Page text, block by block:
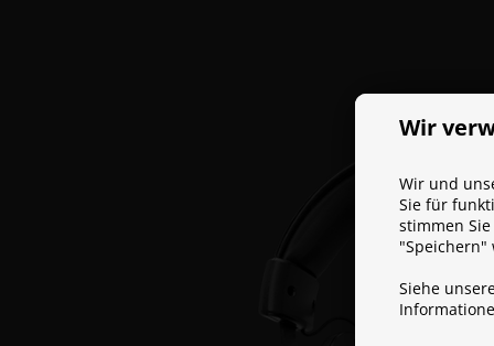
Wir
Wir und
Sie für
stimmen
"Speichern"
Siehe